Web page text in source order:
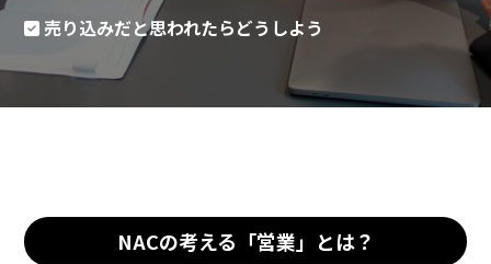
売り込みだと思われたらどうしよう
NACの考える「営業」とは？